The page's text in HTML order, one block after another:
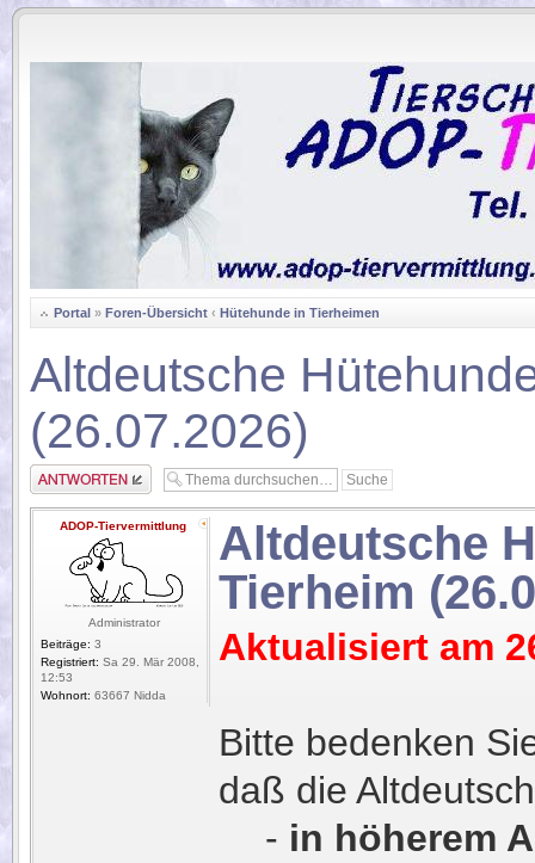
.
Portal » Foren-Übersicht ‹ Hütehunde in Tierheimen
Altdeutsche
(26.07.2026)
Antwort erstellen
ADOP-Tiervermittlung
Administrator
Beiträge: 3
Registriert: Sa 29. Mär 2008,
12:53
Wohnort: 63667 Nidda
Altdeutsche
Tierheim
Aktualisiert am
Bitte bedenken
daß die
- in höherem